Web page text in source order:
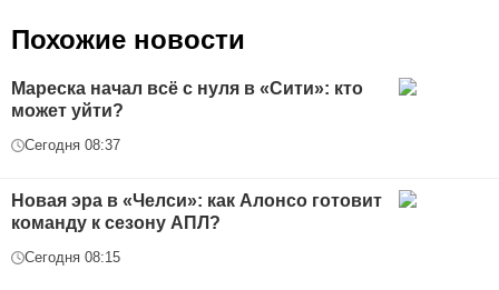
Похожие новости
Мареска начал всё с нуля в «Сити»: кто
может уйти?
Сегодня 08:37
Новая эра в «Челси»: как Алонсо готовит
команду к сезону АПЛ?
Сегодня 08:15